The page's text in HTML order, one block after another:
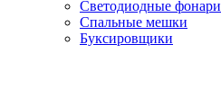
Светодиодные фонари
Спальные мешки
Буксировщики